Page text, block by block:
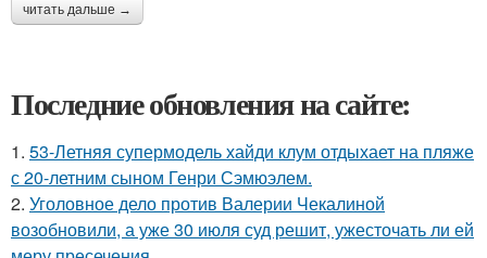
читать дальше →
Последние обновления на сайте:
1. 53-Летняя супермодель хайди клум отдыхает на пляже
с 20-летним сыном Генри Сэмюэлем.
2. Уголовное дело против Валерии Чекалиной
возобновили, а уже 30 июля суд решит, ужесточать ли ей